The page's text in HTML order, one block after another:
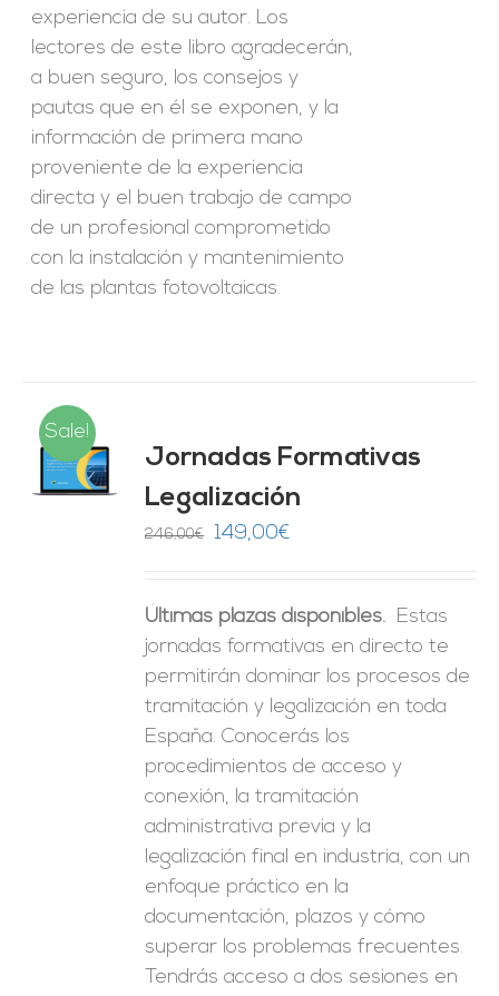
experiencia de su autor. Los
lectores de este libro agradecerán,
a buen seguro, los consejos y
pautas que en él se exponen, y la
información de primera mano
proveniente de la experiencia
directa y el buen trabajo de campo
de un profesional comprometido
con la instalación y mantenimiento
de las plantas fotovoltaicas.
Sale!
Jornadas Formativas
Legalización
246,00€
El
era:
246,00€.
149,00€
es:
149,00€.
Últimas plazas disponibles. Estas
jornadas formativas en directo te
permitirán dominar los procesos de
tramitación y legalización en toda
España. Conocerás los
procedimientos de acceso y
conexión, la tramitación
administrativa previa y la
legalización final en industria, con un
enfoque práctico en la
documentación, plazos y cómo
superar los problemas frecuentes.
Tendrás acceso a dos sesiones en